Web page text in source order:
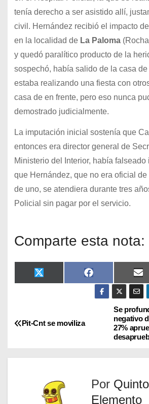
tenía derecho a ser asistido allí,
civil. Hernández recibió el impacto
en la localidad de La Paloma
y quedó paralítico producto de la
sospechó, había salido de la casa
estaba realizando una fiesta con
casa de en frente, pero eso nunca
demostrado judicialmente.
La imputación inicial sostenía que
entonces era director general de
Ministerio del Interior, había falseado
que Hernández, que no era oficial
de uno, se atendiera durante tres
Policial sin pagar por el servicio.
Comparte esta nota:
X
(
t
F
a
e
E
m
i
l
Se
negativo
27%
Pit-Cnt se moviliza
Por Quinto
Elemento